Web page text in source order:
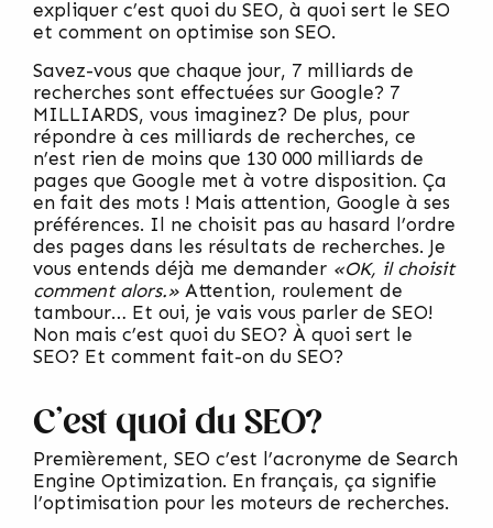
expliquer c’est quoi du SEO, à quoi sert le SEO
et comment on optimise son SEO.
Savez-vous que chaque jour, 7 milliards de
recherches sont effectuées sur Google? 7
MILLIARDS, vous imaginez? De plus, pour
répondre à ces milliards de recherches, ce
n’est rien de moins que 130 000 milliards de
pages que Google met à votre disposition. Ça
en fait des mots ! Mais attention, Google à ses
préférences. Il ne choisit pas au hasard l’ordre
des pages dans les résultats de recherches. Je
vous entends déjà me demander «OK, il choisit
comment alors.» Attention, roulement de
tambour… Et oui, je vais vous parler de SEO!
Non mais c’est quoi du SEO? À quoi sert le
SEO? Et comment fait-on du SEO?
C’est quoi du SEO?
Premièrement, SEO c’est l’acronyme de Search
Engine Optimization. En français, ça signifie
l’optimisation pour les moteurs de recherches.